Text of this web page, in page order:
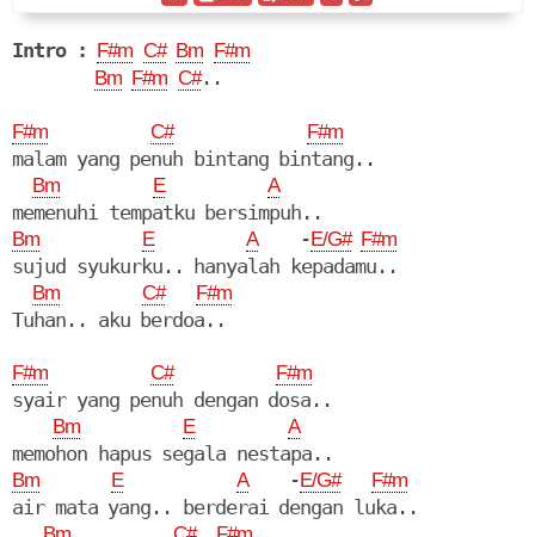
Intro : F#m C# Bm F#m
Bm F#m C#..
F#m C# F#m
malam yang penuh bintang bintang..
Bm E A
Bm E A
    -
E/G# F#m
sujud syukurku.. hanyalah kepadamu..
Bm C# F#m
F#m C# F#m
syair yang penuh dengan dosa..
Bm E A
Bm E A
    -
E/G# F#m
air mata yang.. berderai dengan luka..